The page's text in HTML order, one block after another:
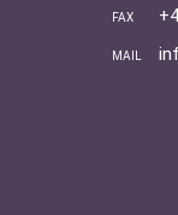
FAX
MAIL